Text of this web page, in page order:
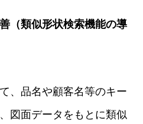
（類似形状検索機能の導
、品名や顧客名等のキー
図面データをもとに類似